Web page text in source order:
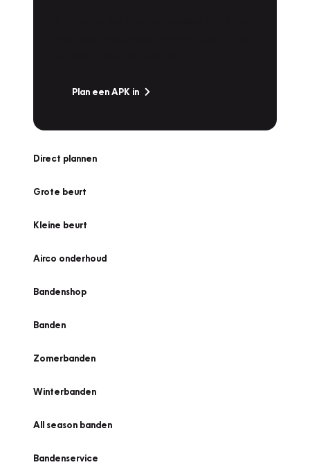
Plan een APK in
Direct plannen
Grote beurt
Kleine beurt
Airco onderhoud
Bandenshop
Banden
Zomerbanden
Winterbanden
All season banden
Bandenservice